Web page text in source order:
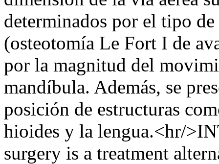
determinados por el tipo
(osteotomía Le Fort I de
por la magnitud del
mandíbula. Además, se
posición de estructuras
hioides y la lengua.<hr/
surgery is a treatment